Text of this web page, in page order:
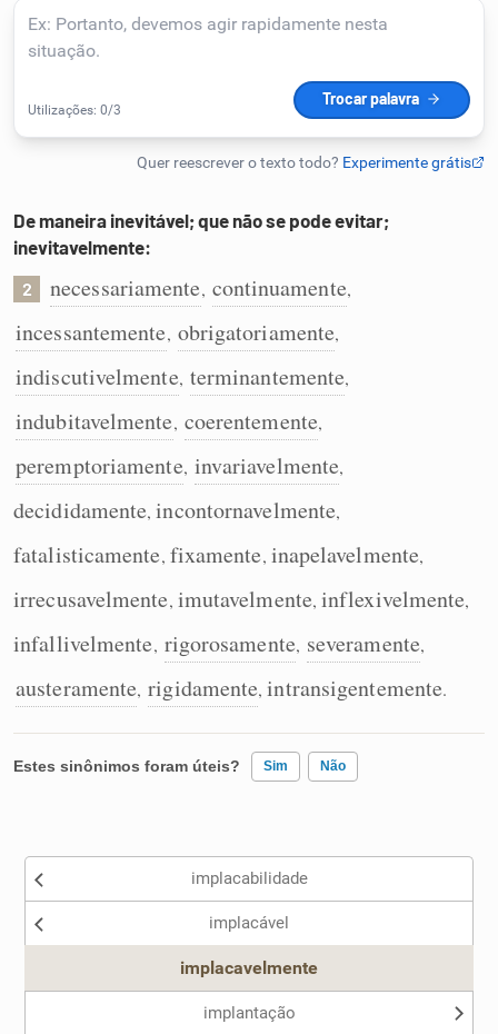
Cata-letras
Caça-palavras
Dicionário
Sinônimos
De maneira inevitável; que não se pode evitar;
inevitavelmente:
2 necessariamente, continuamente,
incessantemente, obrigatoriamente,
indiscutivelmente, terminantemente,
indubitavelmente, coerentemente,
peremptoriamente, invariavelmente,
decididamente,incontornavelmente,
fatalisticamente, fixamente, inapelavelmente,
irrecusavelmente, imutavelmente, inflexivelmente,
infallivelmente, rigorosamente, severamente,
austeramente, rigidamente,intransigentemente.
Estes sinônimos foram úteis? Sim Não
Nenhum dos sinônimos apresentados me ajudou
implacabilidade
implacável
implacavelmente
implantação